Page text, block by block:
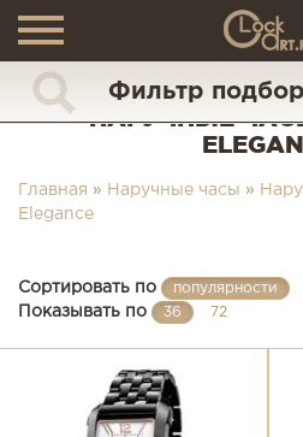
+7 (925)
ТН
Фильтр
НАРУЧНЫЕ
Главная » Наручные часы »
Elegance
Сортировать по популярности
Показывать по 36 72